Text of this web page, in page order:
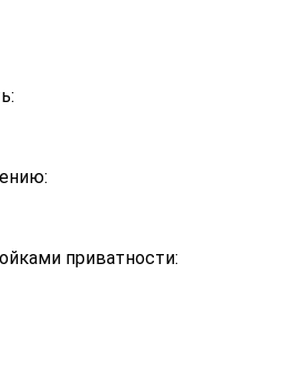
приватности: